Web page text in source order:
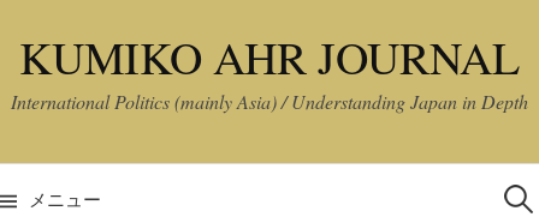
ン
ス
KUMIKO AHR JOURNAL
International Politics (mainly Asia) / Understanding Japan in Depth
メニュー
検
索: